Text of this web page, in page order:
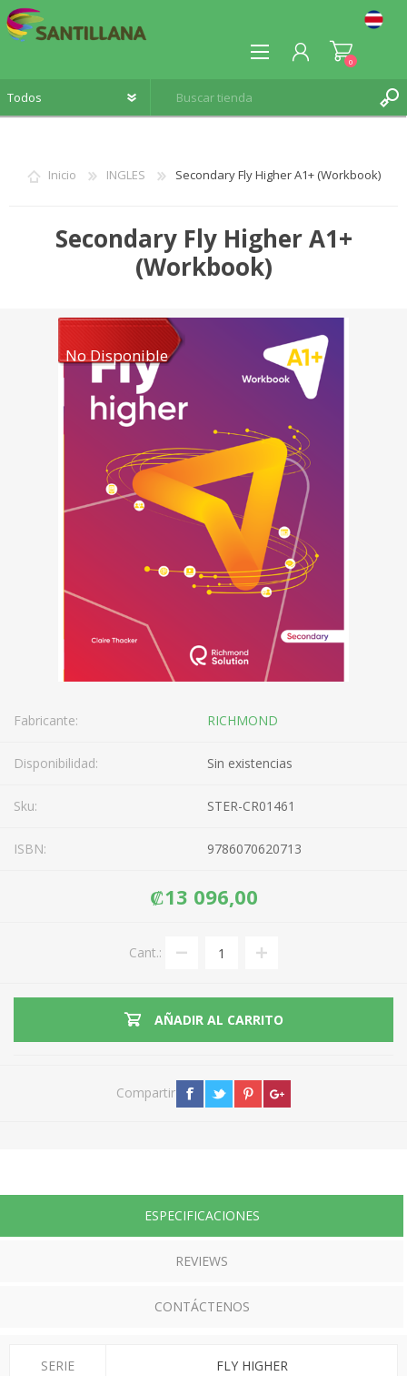
INICIA SESIÓN
0
Inicio INGLES Secondary Fly Higher A1+ (Workbook)
Secondary Fly Higher A1+
(Workbook)
No Disponible
Fabricante: RICHMOND
Disponibilidad: Sin existencias
Sku: STER-CR01461
ISBN: 9786070620713
₡13 096,00
Cant.:
AÑADIR AL CARRITO
Compartir
ESPECIFICACIONES
REVIEWS
CONTÁCTENOS
SERIE FLY HIGHER